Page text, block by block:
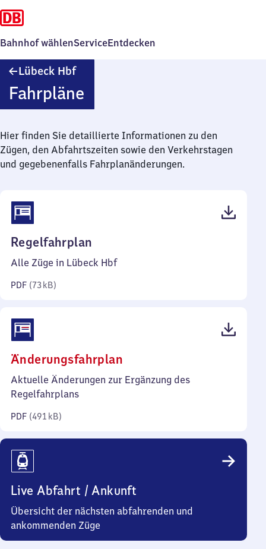
Bahnhof wählenServiceEntdecken
Lübeck HbfLübeck
Fahrpläne
Hier finden Sie detaillierte Informationen zu den
Zügen, den Abfahrtszeiten sowie den Verkehrstagen
und gegebenenfalls Fahrplanänderungen.
Regelfahrplan
73
Alle Züge in Lübeck Hbf
PDF (73 kB)
Änderungsfahrplan
491
Aktuelle Änderungen zur Ergänzung des
Regelfahrplans
PDF (491 kB)
Live Abfahrt / Ankunft
Übersicht der nächsten abfahrenden und
ankommenden Züge